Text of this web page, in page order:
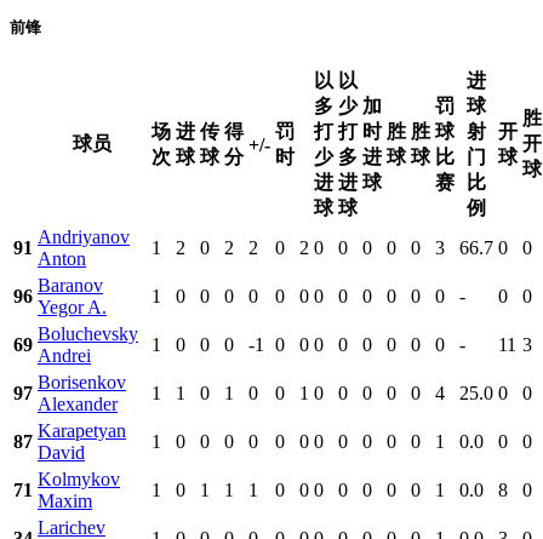
前锋
球员
场
次
进
球
传
球
得
分
+/-
罚
时
以
多
打
少
进
球
以
少
打
多
进
球
加
时
进
球
胜
球
胜
球
罚
球
比
赛
进
球
射
门
比
例
开
球
胜
开
球
91
Andriyanov
Anton
1 2 0 2 2 0 2 0 0 0 0 0 3 66.7 0 0
96
Baranov
Yegor A.
1 0 0 0 0 0 0 0 0 0 0 0 0 - 0 0
69
Boluchevsky
Andrei
1 0 0 0 -1 0 0 0 0 0 0 0 0 - 11 3
97
Borisenkov
Alexander
1 1 0 1 0 0 1 0 0 0 0 0 4 25.0 0 0
87
Karapetyan
David
1 0 0 0 0 0 0 0 0 0 0 0 1 0.0 0 0
71
Kolmykov
Maxim
1 0 1 1 1 0 0 0 0 0 0 0 1 0.0 8 0
Larichev